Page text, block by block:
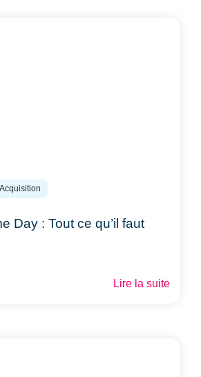
Day : Tout ce qu’il faut
Lire la suite